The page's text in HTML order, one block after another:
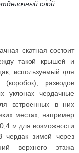
слой.
скатная состоит
такой крышей и
используемый для
разводов
уклонах чердачные
встроенных в них
местах, например
м для возможности
чердак зимой через
верхнего этажа